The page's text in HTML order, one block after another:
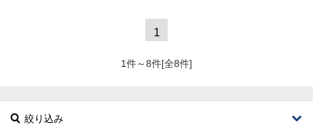
1
1件～8件[全8件]
絞り込み